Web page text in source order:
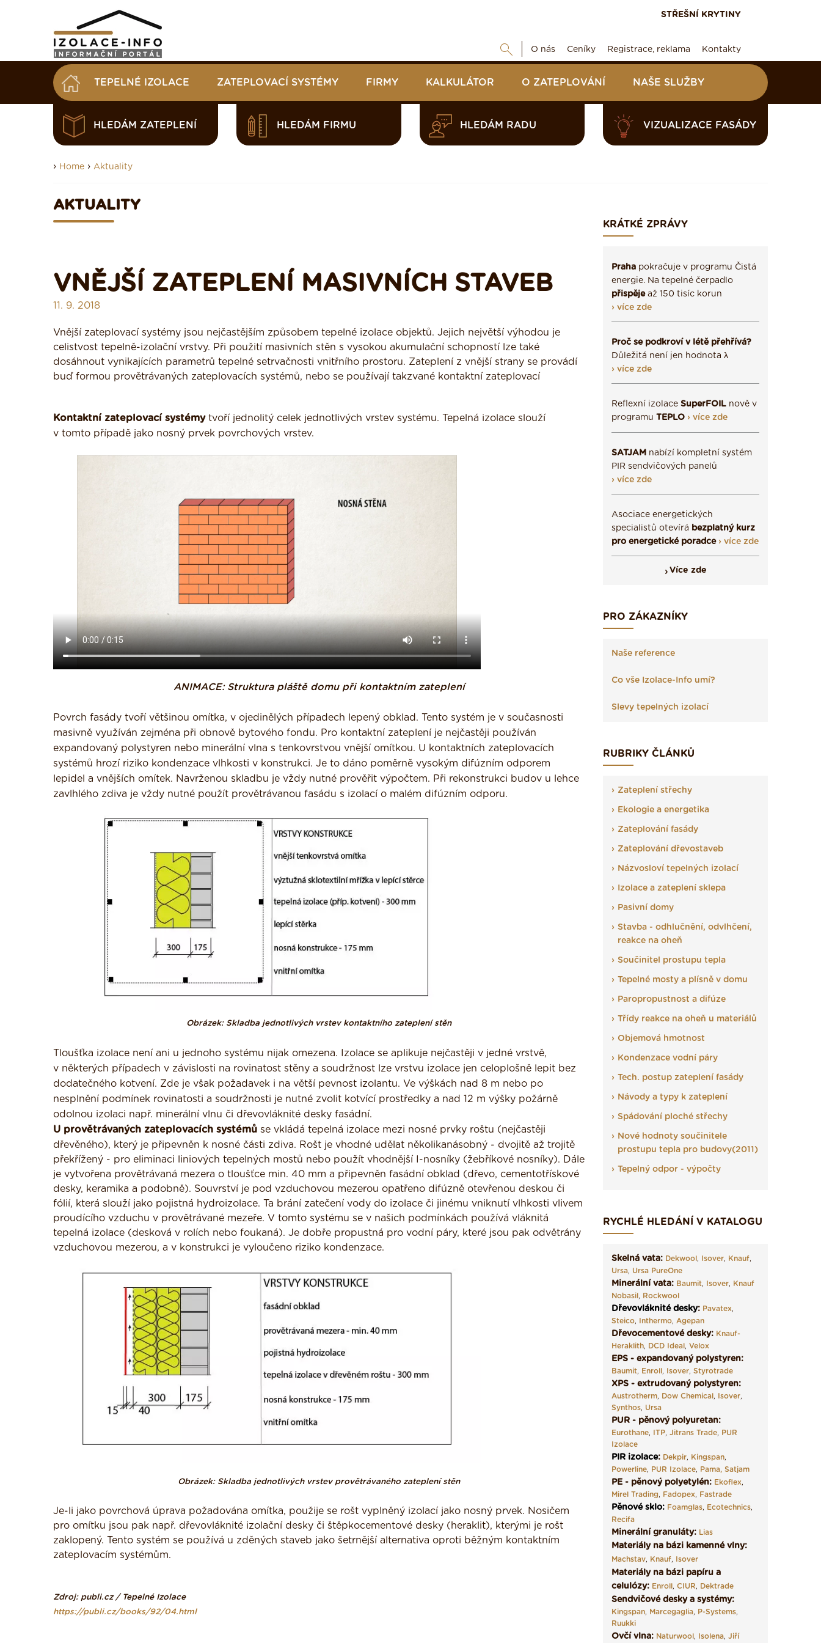
STŘEŠNÍ KRYTINY
O nás Ceníky Registrace, reklama Kontakty
TEPELNÉ IZOLACE ZATEPLOVACÍ SYSTÉMY FIRMY KALKULÁTOR O ZATEPLOVÁNÍ NAŠE SLUŽBY
HLEDÁM ZATEPLENÍ HLEDÁM FIRMU HLEDÁM RADU VIZUALIZACE FASÁDY
› Home › Aktuality
AKTUALITY
VNĚJŠÍ ZATEPLENÍ MASIVNÍCH STAVEB
11. 9. 2018
Vnější zateplovací systémy jsou nejčastějším způsobem tepelné izolace objektů. Jejich největší výhodou je
celistvost tepelně-izolační vrstvy. Při použití masivních stěn s vysokou akumulační schopností lze také
dosáhnout vynikajících parametrů tepelné setrvačnosti vnitřního prostoru. Zateplení z vnější strany se provádí
buď formou provětrávaných zateplovacích systémů, nebo se používají takzvané kontaktní zateplovací
Kontaktní zateplovací systémytvoří jednolitý celek jednotlivých vrstev systému. Tepelná izolace slouží
v tomto případě jako nosný prvek povrchových vrstev.
ANIMACE: Struktura pláště domu při kontaktním zateplení
Povrch fasády tvoří většinou omítka, v ojedinělých případech lepený obklad. Tento systém je v současnosti
masivně využíván zejména při obnově bytového fondu. Pro kontaktní zateplení je nejčastěji používán
expandovaný polystyren nebo minerální vlna s tenkovrstvou vnější omítkou. U kontaktních zateplovacích
systémů hrozí riziko kondenzace vlhkosti v konstrukci. Je to dáno poměrně vysokým difúzním odporem
lepidel a vnějších omítek. Navrženou skladbu je vždy nutné prověřit výpočtem. Při rekonstrukci budov u lehce
zavlhlého zdiva je vždy nutné použít provětrávanou fasádu s izolací o malém difúzním odporu.
Obrázek: Skladba jednotlivých vrstev kontaktního zateplení stěn
Tloušťka izolace není ani u jednoho systému nijak omezena. Izolace se aplikuje nejčastěji v jedné vrstvě,
v některých případech v závislosti na rovinatost stěny a soudržnost lze vrstvu izolace jen celoplošně lepit bez
dodatečného kotvení. Zde je však požadavek i na větší pevnost izolantu. Ve výškách nad 8 m nebo po
nesplnění podmínek rovinatosti a soudržnosti je nutné zvolit kotvící prostředky a nad 12 m výšky požárně
odolnou izolaci např. minerální vlnu či dřevovláknité desky fasádní.
U provětrávaných zateplovacích systémů se vkládá tepelná izolace mezi nosné prvky roštu (nejčastěji
dřevěného), který je připevněn k nosné části zdiva. Rošt je vhodné udělat několikanásobný - dvojitě až trojitě
překřížený - pro eliminaci liniových tepelných mostů nebo použít vhodnější I-nosníky (žebříkové nosníky). Dále
je vytvořena provětrávaná mezera o tloušťce min. 40 mm a připevněn fasádní obklad (dřevo, cementotřískové
desky, keramika a podobně). Souvrství je pod vzduchovou mezerou opatřeno difúzně otevřenou deskou či
fólií, která slouží jako pojistná hydroizolace. Ta brání zatečení vody do izolace či jinému vniknutí vlhkosti vlivem
proudícího vzduchu v provětrávané mezeře. V tomto systému se v našich podmínkách používá vláknitá
tepelná izolace (desková v rolích nebo foukaná). Je dobře propustná pro vodní páry, které jsou pak odvětrány
vzduchovou mezerou, a v konstrukci je vyloučeno riziko kondenzace.
Obrázek: Skladba jednotlivých vrstev provětrávaného zateplení stěn
Je-li jako povrchová úprava požadována omítka, použije se rošt vyplněný izolací jako nosný prvek. Nosičem
pro omítku jsou pak např. dřevovláknité izolační desky či štěpkocementové desky (heraklit), kterými je rošt
zaklopený. Tento systém se používá u zděných staveb jako šetrnější alternativa oproti běžným kontaktním
zateplovacím systémům.
Zdroj: publi.cz / Tepelné Izolace
https://publi.cz/books/92/04.html
KRÁTKÉ ZPRÁVY
Praha pokračuje v programu Čistá
energie. Na tepelné čerpadlo
přispějeaž 150 tisíc korun
› více zde
Proč se podkroví v létě přehřívá?
Důležitá není jen hodnota λ
› více zde
Reflexní izolace SuperFOIL nově v
programu TEPLO › více zde
SATJAM nabízí kompletní systém
PIR sendvičových panelů
› více zde
Asociace energetických
specialistů otevírá bezplatný kurz
pro energetické poradce › více zde
Více zde
PRO ZÁKAZNÍKY
Naše reference
Co vše Izolace-Info umí?
Slevy tepelných izolací
RUBRIKY ČLÁNKŮ
Zateplení střechy
Ekologie a energetika
Zateplování fasády
Zateplování dřevostaveb
Názvosloví tepelných izolací
Izolace a zateplení sklepa
Pasivní domy
Stavba - odhlučnění, odvlhčení,
reakce na oheň
Součinitel prostupu tepla
Tepelné mosty a plísně v domu
Paropropustnost a difúze
Třídy reakce na oheň u materiálů
Objemová hmotnost
Kondenzace vodní páry
Tech. postup zateplení fasády
Návody a typy k zateplení
Spádování ploché střechy
Nové hodnoty součinitele
prostupu tepla pro budovy(2011)
Tepelný odpor - výpočty
RYCHLÉ HLEDÁNÍ V KATALOGU
Skelná vata: Dekwool, Isover, Knauf,
Ursa, Ursa PureOne
Minerální vata: Baumit, Isover, Knauf
Nobasil, Rockwool
Dřevovláknité desky: Pavatex,
Steico, Inthermo, Agepan
Dřevocementové desky: Knauf-
Heraklith, DCD Ideal, Velox
EPS - expandovaný polystyren:
Baumit, Enroll, Isover, Styrotrade
XPS - extrudovaný polystyren:
Austrotherm, Dow Chemical, Isover,
Synthos, Ursa
PUR - pěnový polyuretan:
Eurothane, ITP, Jitrans Trade, PUR
Izolace
PIR izolace: Dekpir, Kingspan,
Powerline, PUR Izolace, Pama, Satjam
PE - pěnový polyetylén: Ekoflex,
Mirel Trading, Fadopex, Fastrade
Pěnové sklo: Foamglas, Ecotechnics,
Recifa
Minerální granuláty: Lias
Materiály na bázi kamenné vlny:
Machstav, Knauf, Isover
Materiály na bázi papíru a
celulózy: Enroll, CIUR, Dektrade
Sendvičové desky a systémy:
Kingspan, Marcegaglia, P-Systems,
Ruukki
Ovčí vlna: Naturwool, Isolena, Jiří